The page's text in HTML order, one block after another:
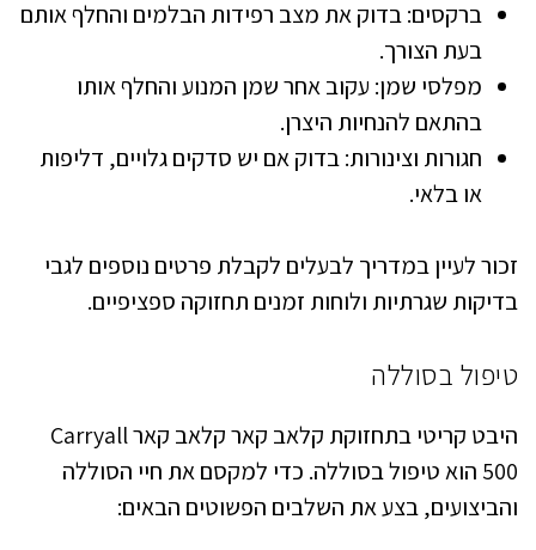
ברקסים: בדוק את מצב רפידות הבלמים והחלף אותם
בעת הצורך.
מפלסי שמן: עקוב אחר שמן המנוע והחלף אותו
בהתאם להנחיות היצרן.
חגורות וצינורות: בדוק אם יש סדקים גלויים, דליפות
או בלאי.
זכור לעיין במדריך לבעלים לקבלת פרטים נוספים לגבי
בדיקות שגרתיות ולוחות זמנים תחזוקה ספציפיים.
טיפול בסוללה
היבט קריטי בתחזוקת קלאב קאר קלאב קאר Carryall
500 הוא טיפול בסוללה. כדי למקסם את חיי הסוללה
והביצועים, בצע את השלבים הפשוטים הבאים: